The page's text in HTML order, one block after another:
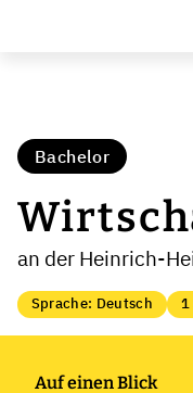
Bachelor
an der Heinrich-
Sprache: Deutsch 1
Auf einen Blick